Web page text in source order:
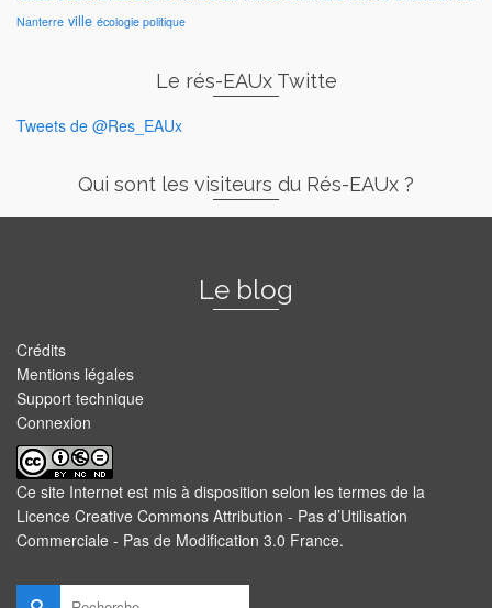
Nanterre ville écologie politique
Le rés-EAUx Twitte
Tweets de @Res_EAUx
Qui sont les visiteurs du Rés-EAUx ?
Le blog
Crédits
Mentions légales
Support technique
Connexion
Ce site Internet est mis à disposition selon les termes de la
Licence Creative Commons Attribution - Pas d’Utilisation
Commerciale - Pas de Modification 3.0 France.
Rechercher :